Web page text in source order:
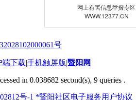
网上有害信息举报专区
WWW.12377.CN
号
端下载|手机触屏版|暨阳网
in 0.038682 second(s), 9 queries .
号-1 *暨阳社区电子服务用户协议